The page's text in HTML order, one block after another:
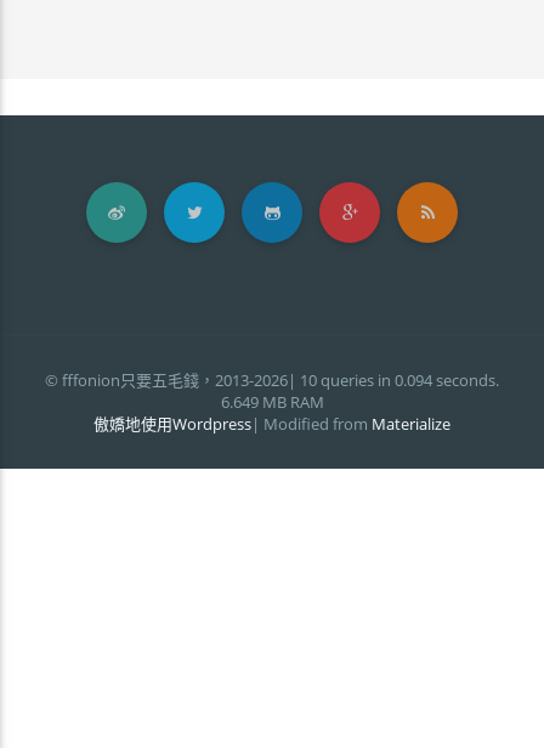
© fffonion只要五毛錢，2013-2026| 10 queries in 0.094 seconds.
6.649 MB RAM
傲嬌地使用Wordpress| Modified from Materialize